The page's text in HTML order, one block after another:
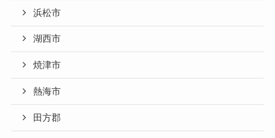
浜松市
湖西市
焼津市
熱海市
田方郡